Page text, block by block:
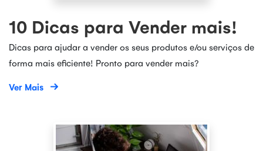
10 Dicas para Vender mais!
Dicas para ajudar a vender os seus produtos e/ou serviços de
forma mais eficiente! Pronto para vender mais?
Ver Mais